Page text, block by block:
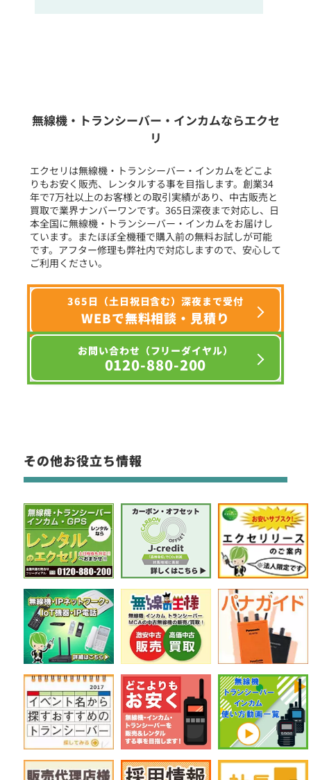
フリーワード入力(製品名等)
選択条件をリセット
無線機・トランシーバー・インカムならエクセ
リ
エクセリは無線機・トランシーバー・インカムをどこよ
りもお安く販売、レンタルする事を目指します。創業34
年で7万社以上のお客様との取引実績があり、中古販売と
買取で業界ナンバーワンです。365日深夜まで対応し、日
本全国に無線機・トランシーバー・インカムをお届けし
ています。またほぼ全機種で購入前の無料お試しが可能
です。アフター修理も弊社内で対応しますので、安心して
ご利用ください。
365日（土日祝日含む）深夜まで受付
WEBで無料相談・見積り
お問い合わせ（フリーダイヤル）
0120-880-200
その他お役立ち情報